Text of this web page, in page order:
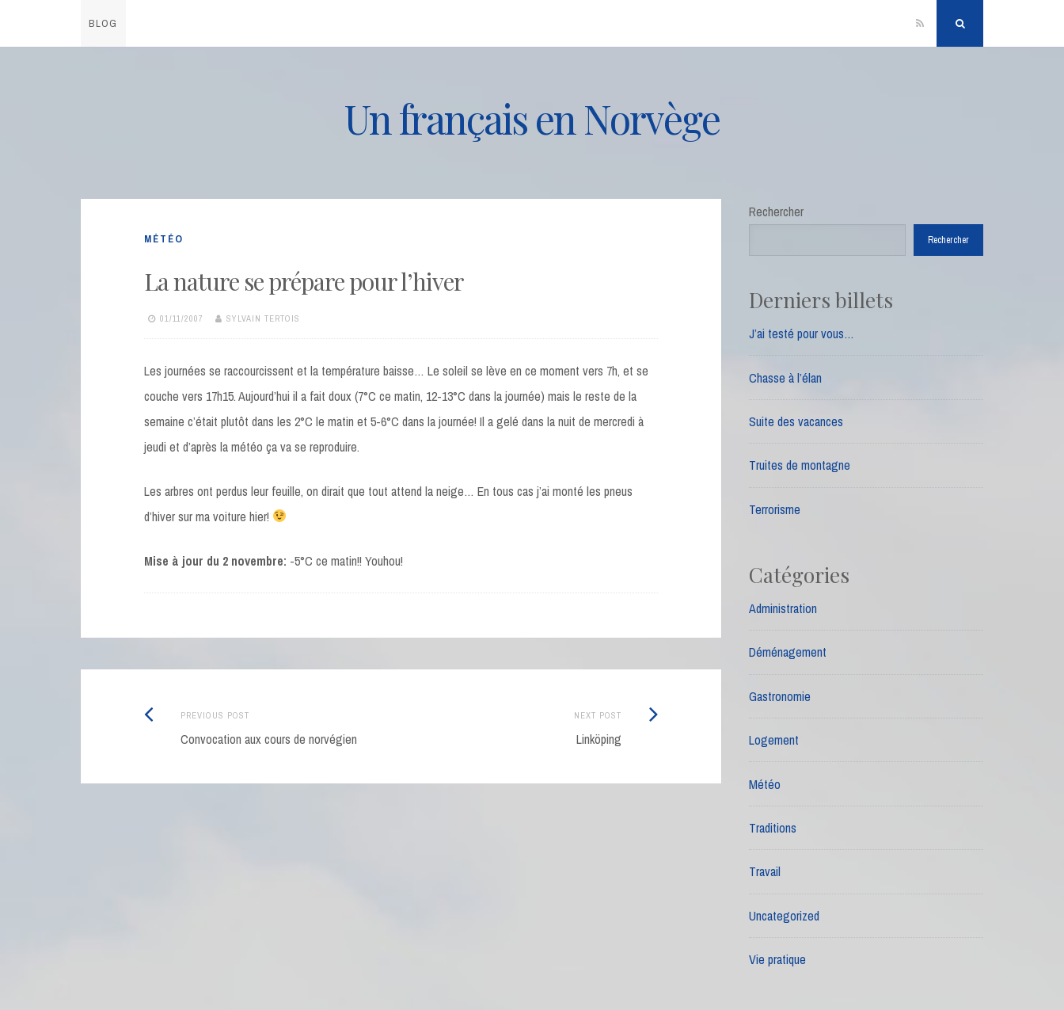
BLOG RSS
Un français en Norvège
MÉTÉO
La nature se prépare pour l’hiver
01/11/2007 SYLVAIN TERTOIS
Les journées se raccourcissent et la température baisse… Le soleil se lève en ce moment vers 7h, et se
couche vers 17h15. Aujourd’hui il a fait doux (7°C ce matin, 12-13°C dans la journée) mais le reste de la
semaine c’était plutôt dans les 2°C le matin et 5-6°C dans la journée! Il a gelé dans la nuit de mercredi à
jeudi et d’après la météo ça va se reproduire.
Les arbres ont perdus leur feuille, on dirait que tout attend la neige… En tous cas j’ai monté les pneus
d’hiver sur ma voiture hier!
Mise à jour du 2 novembre: -5°C ce matin!! Youhou!
Post
navigation
PREVIOUS POSTPrevious
post:
Convocation aux cours de norvégien
NEXT POST
Linköping
Next
Rechercher
Rechercher
Derniers billets
J’ai testé pour vous…
Chasse à l’élan
Suite des vacances
Truites de montagne
Terrorisme
Catégories
Administration
Déménagement
Gastronomie
Logement
Météo
Traditions
Travail
Uncategorized
Vie pratique